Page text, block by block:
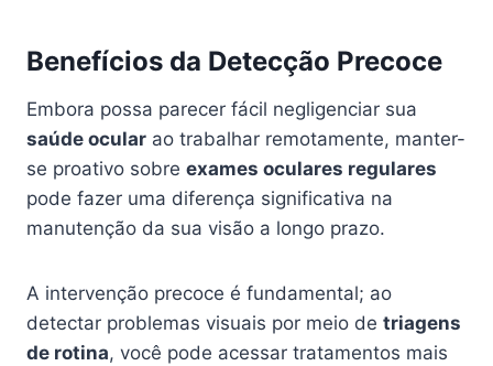
Benefícios da Detecção Precoce
Embora possa parecer fácil negligenciar sua
saúde ocular ao trabalhar remotamente, manter-
se proativo sobre exames oculares regulares
pode fazer uma diferença significativa na
manutenção da sua visão a longo prazo.
A intervenção precoce é fundamental; ao
detectar problemas visuais por meio de triagens
de rotina, você pode acessar tratamentos mais